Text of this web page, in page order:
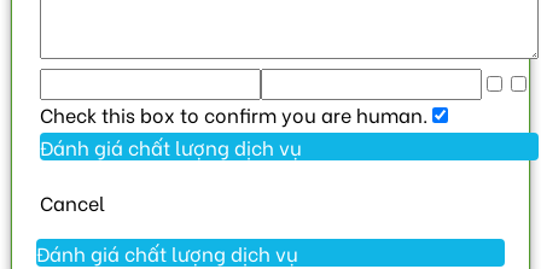
Check this box to confirm you are human.
Cancel